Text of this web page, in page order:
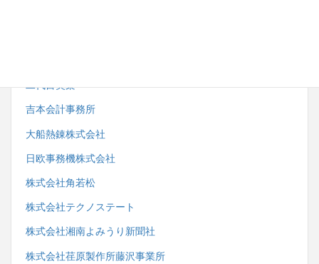
二代目笑楽
吉本会計事務所
大船熱錬株式会社
日欧事務機株式会社
株式会社角若松
株式会社テクノステート
株式会社湘南よみうり新聞社
株式会社荏原製作所藤沢事業所